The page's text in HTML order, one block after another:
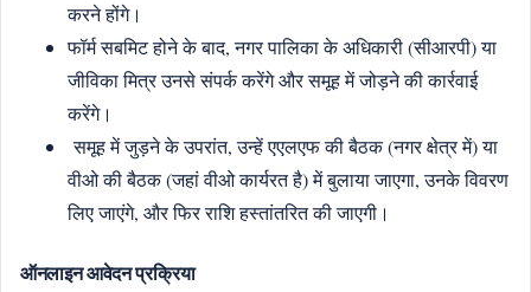
करने होंगे।
फॉर्म सबमिट होने के बाद, नगर पालिका के अधिकारी (सीआरपी) या
जीविका मित्र उनसे संपर्क करेंगे और समूह में जोड़ने की कार्रवाई
करेंगे।
समूह में जुड़ने के उपरांत, उन्हें एएलएफ की बैठक (नगर क्षेत्र में) या
वीओ की बैठक (जहां वीओ कार्यरत है) में बुलाया जाएगा, उनके विवरण
लिए जाएंगे, और फिर राशि हस्तांतरित की जाएगी।
ऑनलाइन आवेदन प्रक्रिया